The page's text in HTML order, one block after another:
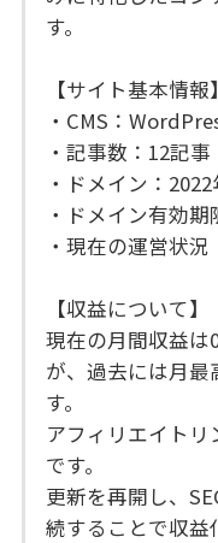
す。
【サイト基本情報】
・CMS：
・記事数：12記事
・ドメイン：
・ドメイン有効
・現在の運営状況
【収益について】
現在の月間収益は
が、過去には月最
す。
アフィリエイト
です。
更新を再開し、
続することで収益